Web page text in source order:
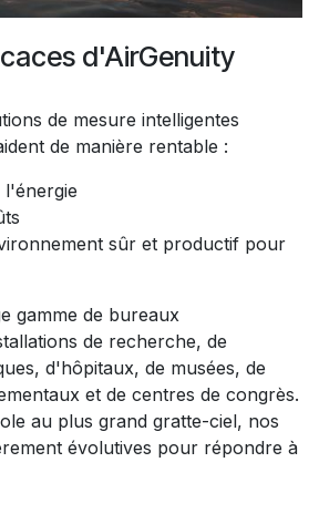
d'AirGenuity
de mesure intelligentes
de manière rentable :
l'énergie
sûr et productif pour
gamme de bureaux
de recherche, de
d'hôpitaux, de musées, de
et de centres de congrès.
au plus grand gratte-ciel, nos
évolutives pour répondre à